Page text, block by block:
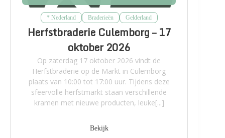
* Nederland Braderieën Gelderland
Herfstbraderie Culemborg – 17
oktober 2026
Op zaterdag 17 oktober 2026 vindt de
Herfstbraderie op de Markt in Culemborg
plaats van 10:00 tot 17:00 uur. Tijdens deze
sfeervolle herfstmarkt staan verschillende
kramen met nieuwe producten, leuke[...]
Bekijk